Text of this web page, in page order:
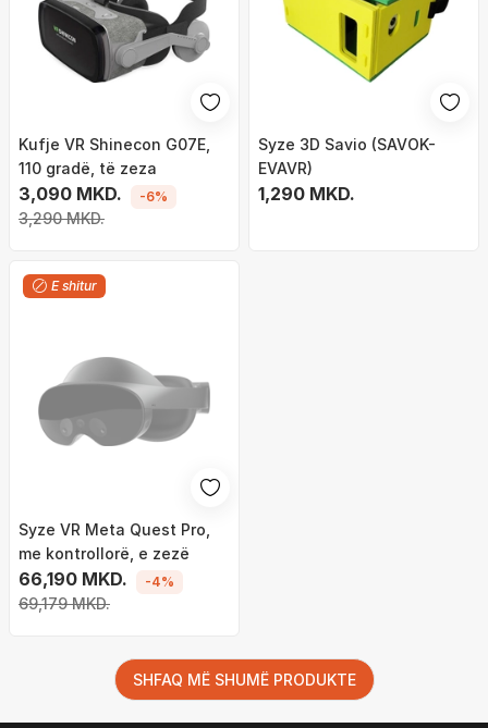
Kufje VR Shinecon G07E,
110 gradë, të zeza
3,090 MKD.
3,290 MKD.
-6%
Syze 3D Savio (SAVOK-
EVAVR)
1,290 MKD.
E shitur
Syze VR Meta Quest Pro,
me kontrollorë, e zezë
66,190 MKD.
69,179 MKD.
-4%
SHFAQ MË SHUMË PRODUKTE